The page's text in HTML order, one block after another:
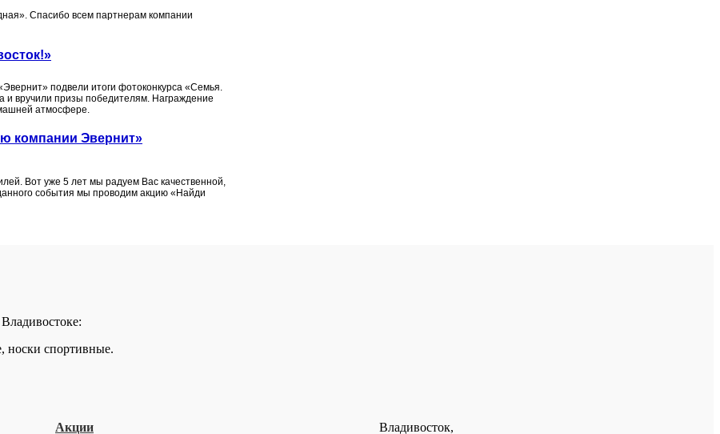
Спасибо всем партнерам компании
подвели итоги фотоконкурса «Семья.
и вручили призы победителям. Награждение
атмосфере.
компании Эвернит»
Вот уже 5 лет мы радуем Вас качественной,
события мы проводим акцию «Найди
носки спортивные.
Акции Владивосток,